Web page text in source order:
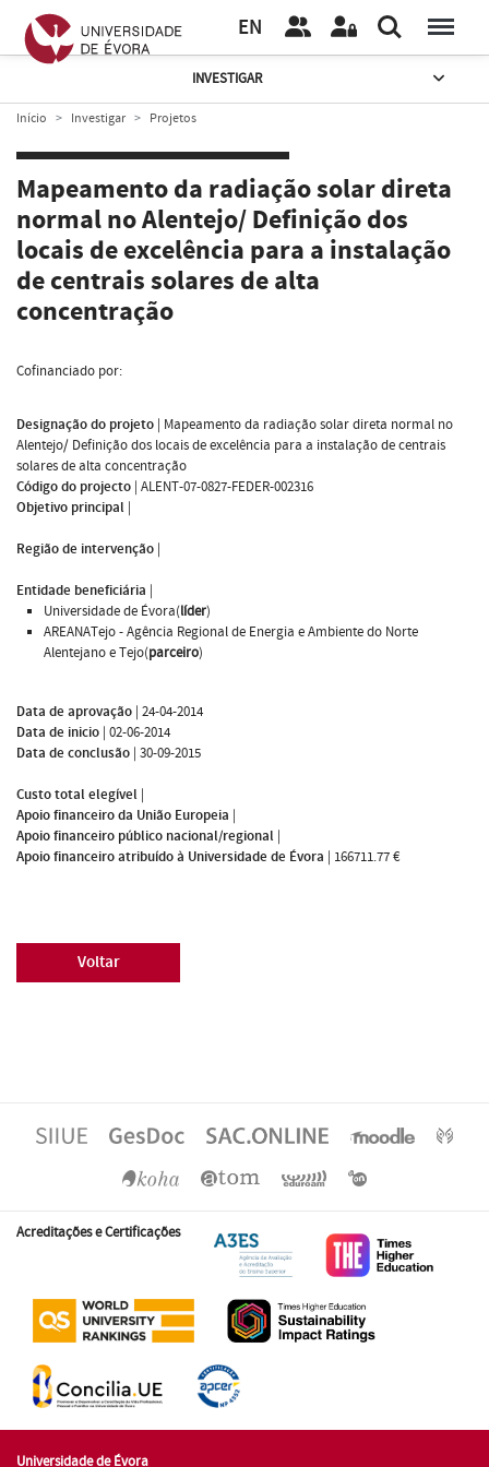
EN
INVESTIGAR
Início Investigar Projetos
Mapeamento da radiação solar direta
normal no Alentejo/ Definição dos
locais de excelência para a instalação
de centrais solares de alta
concentração
Cofinanciado por:
Designação do projeto | Mapeamento da radiação solar direta normal no
Alentejo/ Definição dos locais de excelência para a instalação de centrais
solares de alta concentração
Código do projecto | ALENT-07-0827-FEDER-002316
Objetivo principal |
Região de intervenção |
Entidade beneficiária |
Universidade de Évora(líder)
AREANATejo - Agência Regional de Energia e Ambiente do Norte
Alentejano e Tejo(parceiro)
Data de aprovação | 24-04-2014
Data de inicio | 02-06-2014
Data de conclusão | 30-09-2015
Custo total elegível |
Apoio financeiro da União Europeia |
Apoio financeiro público nacional/regional |
Apoio financeiro atribuído à Universidade de Évora | 166711.77 €
Voltar
Acreditações e Certificações
Universidade de Évora